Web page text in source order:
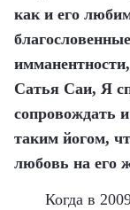
как и его
Сатья Саи, Я
сопровождать
таким йогом,
любовь на его
Когда в 2009